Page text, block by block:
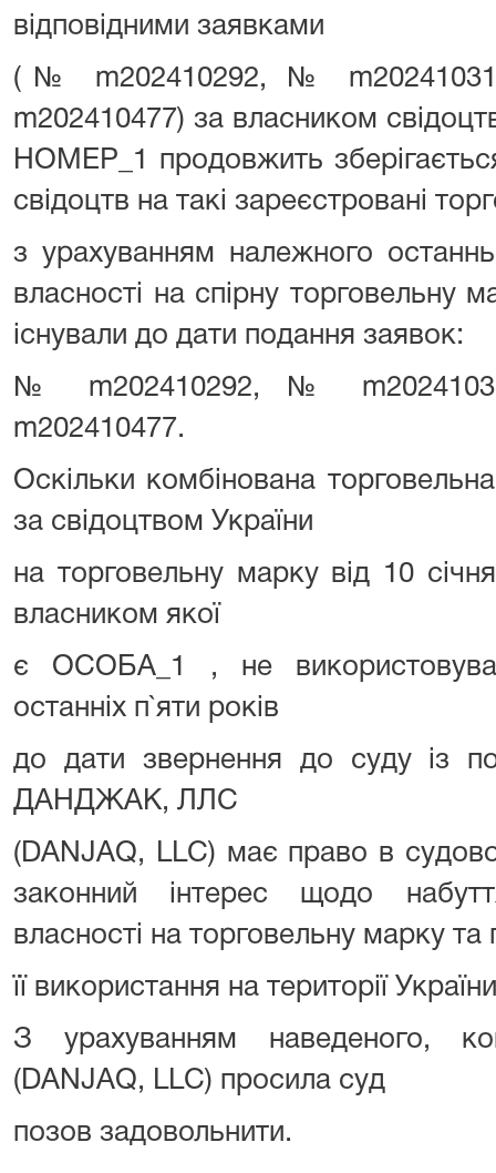
відповідними заявками
(№ m202410292, №
m202410477) за власником
НОМЕР_1 продовжить
свідоцтв на такі зареєстровані
з урахуванням належного
власності на спірну торговельну
існували до дати подання заявок:
№ m202410292, №
m202410477.
Оскільки комбінована
за свідоцтвом України
на торговельну марку від 10
власником якої
є ОСОБА_1 , не
останніх п`яти років
до дати звернення до суду із
ДАНДЖАК, ЛЛС
(DANJAQ, LLC) має право в
законний інтерес щодо
власності на торговельну марку
її використання на території
З урахуванням наведеного,
(DANJAQ, LLC) просила суд
позов задовольнити.